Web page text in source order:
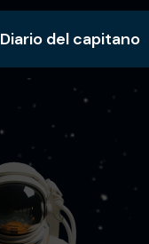
Diario del capitano